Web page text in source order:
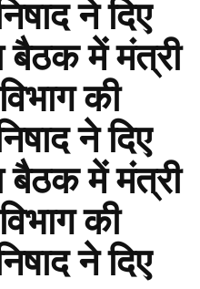
ने दिए
बैठक में मंत्री
की
ने दिए
बैठक में मंत्री
की
ने दिए